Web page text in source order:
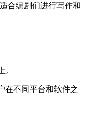
合编剧们进行写作和
在不同平台和软件之